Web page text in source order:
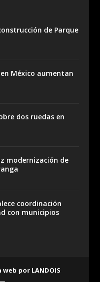
de Parque
México aumentan
dos ruedas en
modernización de
coordinación
con municipios
por LANDOIS